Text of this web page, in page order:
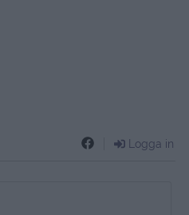
Logga in